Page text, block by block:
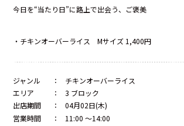
今日を“当たり日”に路上で出会う、ご褒美
・チキンオーバーライス Mサイズ 1,400円
ジャンル ：
チキンオーバーライス
エリア
：
3 ブロック
出店期間
：
04月02日(木)
営業時間
： 11:00 ～14:00